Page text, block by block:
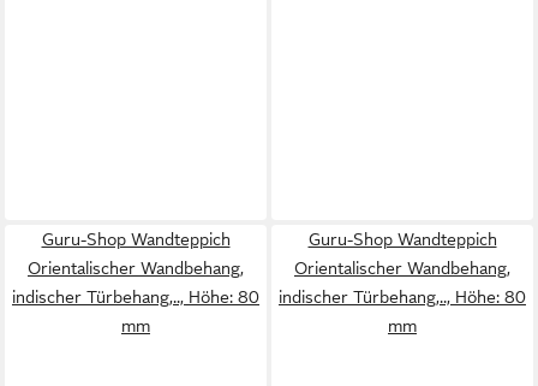
Guru-Shop Wandteppich
Orientalischer Wandbehang,
indischer Türbehang,.., Höhe: 80
mm
Guru-Shop Wandteppich
Orientalischer Wandbehang,
indischer Türbehang,.., Höhe: 80
mm